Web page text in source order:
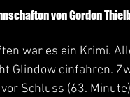
von Gordon
war es ein Krimi.
Glindow einfahren.
Schluss (63.